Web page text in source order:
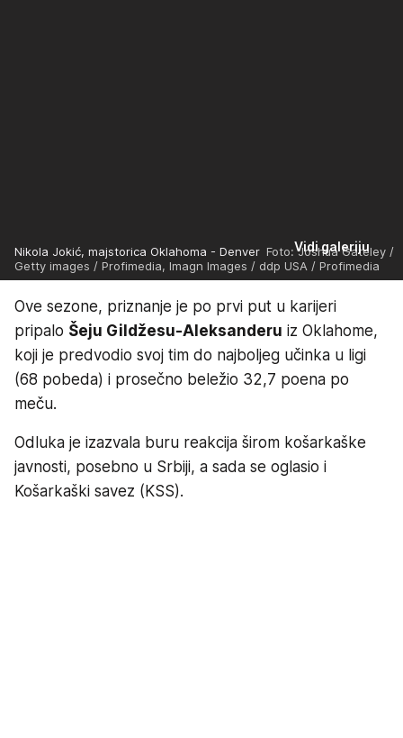
Vidi galeriju
Nikola Jokić, majstorica Oklahoma - Denver Foto: Joshua Gateley /
Getty images / Profimedia, Imagn Images / ddp USA / Profimedia
Ove sezone, priznanje je po prvi put u karijeri
pripalo Šeju Gildžesu-Aleksanderu iz Oklahome,
koji je predvodio svoj tim do najboljeg učinka u ligi
(68 pobeda) i prosečno beležio 32,7 poena po
meču.
Odluka je izazvala buru reakcija širom košarkaške
javnosti, posebno u Srbiji, a sada se oglasio i
Košarkaški savez (KSS).